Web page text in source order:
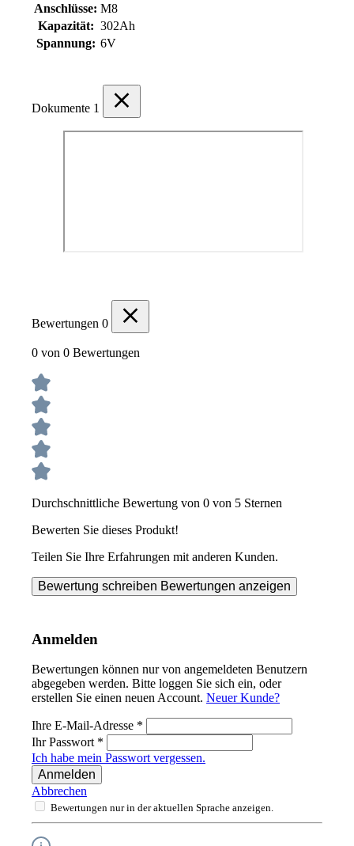
Anschlüsse: M8
Kapazität: 302Ah
Spannung: 6V
Dokumente 1
Bewertungen 0
0 von 0 Bewertungen
Durchschnittliche Bewertung von 0 von 5 Sternen
Bewerten Sie dieses Produkt!
Teilen Sie Ihre Erfahrungen mit anderen Kunden.
Bewertung schreiben Bewertungen anzeigen
Anmelden
Bewertungen können nur von angemeldeten Benutzern
abgegeben werden. Bitte loggen Sie sich ein, oder
erstellen Sie einen neuen Account. Neuer Kunde?
Ihre E-Mail-Adresse *
Ihr Passwort *
Ich habe mein Passwort vergessen.
Anmelden
Abbrechen
Bewertungen nur in der aktuellen Sprache anzeigen.